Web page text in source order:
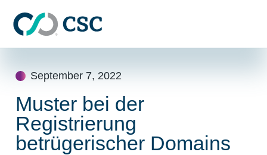
September 7, 2022
Muster bei der
Registrierung
betrügerischer Domains